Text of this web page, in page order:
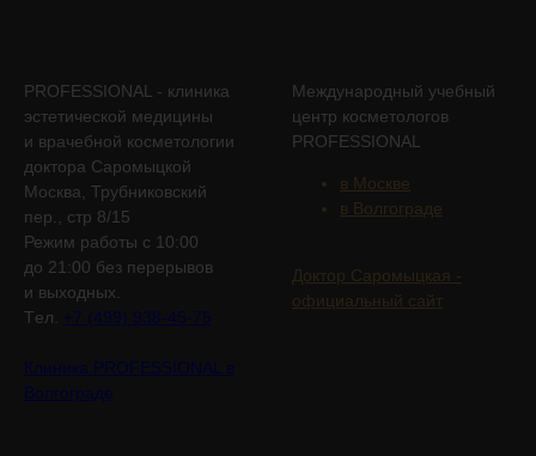
PROFESSIONAL - клиника
эстетической медицины
и врачебной косметологии
доктора Саромыцкой
Москва, Трубниковский
пер., стр 8/15
Режим работы с 10:00
до 21:00 без перерывов
и выходных.
Tел. +7 (499) 938-45-75
Клиника PROFESSIONAL в
Волгограде
Международный учебный
центр косметологов
PROFESSIONAL
в Москве
в Волгограде
Доктор Саромыцкая -
официальный сайт